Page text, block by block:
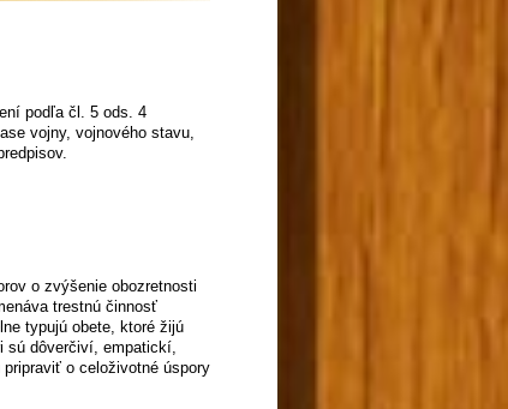
podľa čl. 5 ods. 4
vojny, vojnového stavu,
o zvýšenie obozretnosti
trestnú činnosť
typujú obete, ktoré žijú
sú dôverčiví, empatickí,
o celoživotné úspory